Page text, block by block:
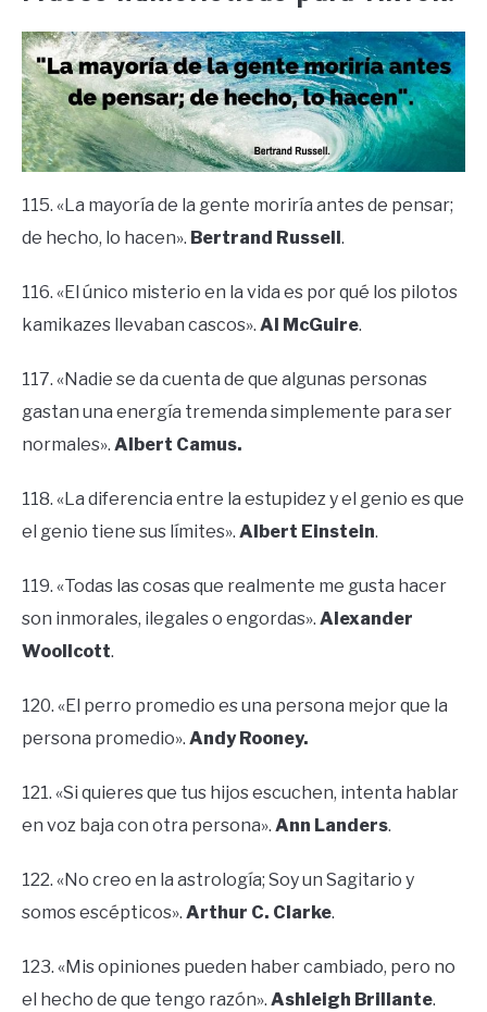
115. «La mayoría de la gente moriría antes de pensar;
de hecho, lo hacen». Bertrand Russell.
116. «El único misterio en la vida es por qué los pilotos
kamikazes llevaban cascos». Al McGuire.
117. «Nadie se da cuenta de que algunas personas
gastan una energía tremenda simplemente para ser
normales». Albert Camus.
118. «La diferencia entre la estupidez y el genio es que
el genio tiene sus límites». Albert Einstein.
119. «Todas las cosas que realmente me gusta hacer
son inmorales, ilegales o engordas». Alexander
Woollcott.
120. «El perro promedio es una persona mejor que la
persona promedio». Andy Rooney.
121. «Si quieres que tus hijos escuchen, intenta hablar
en voz baja con otra persona». Ann Landers.
122. «No creo en la astrología; Soy un Sagitario y
somos escépticos». Arthur C. Clarke.
123. «Mis opiniones pueden haber cambiado, pero no
el hecho de que tengo razón». Ashleigh Brillante.